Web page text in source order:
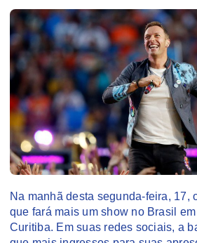
Na manhã desta segunda-feira, 17,
que fará mais um show no Brasil
Curitiba. Em suas redes sociais, a